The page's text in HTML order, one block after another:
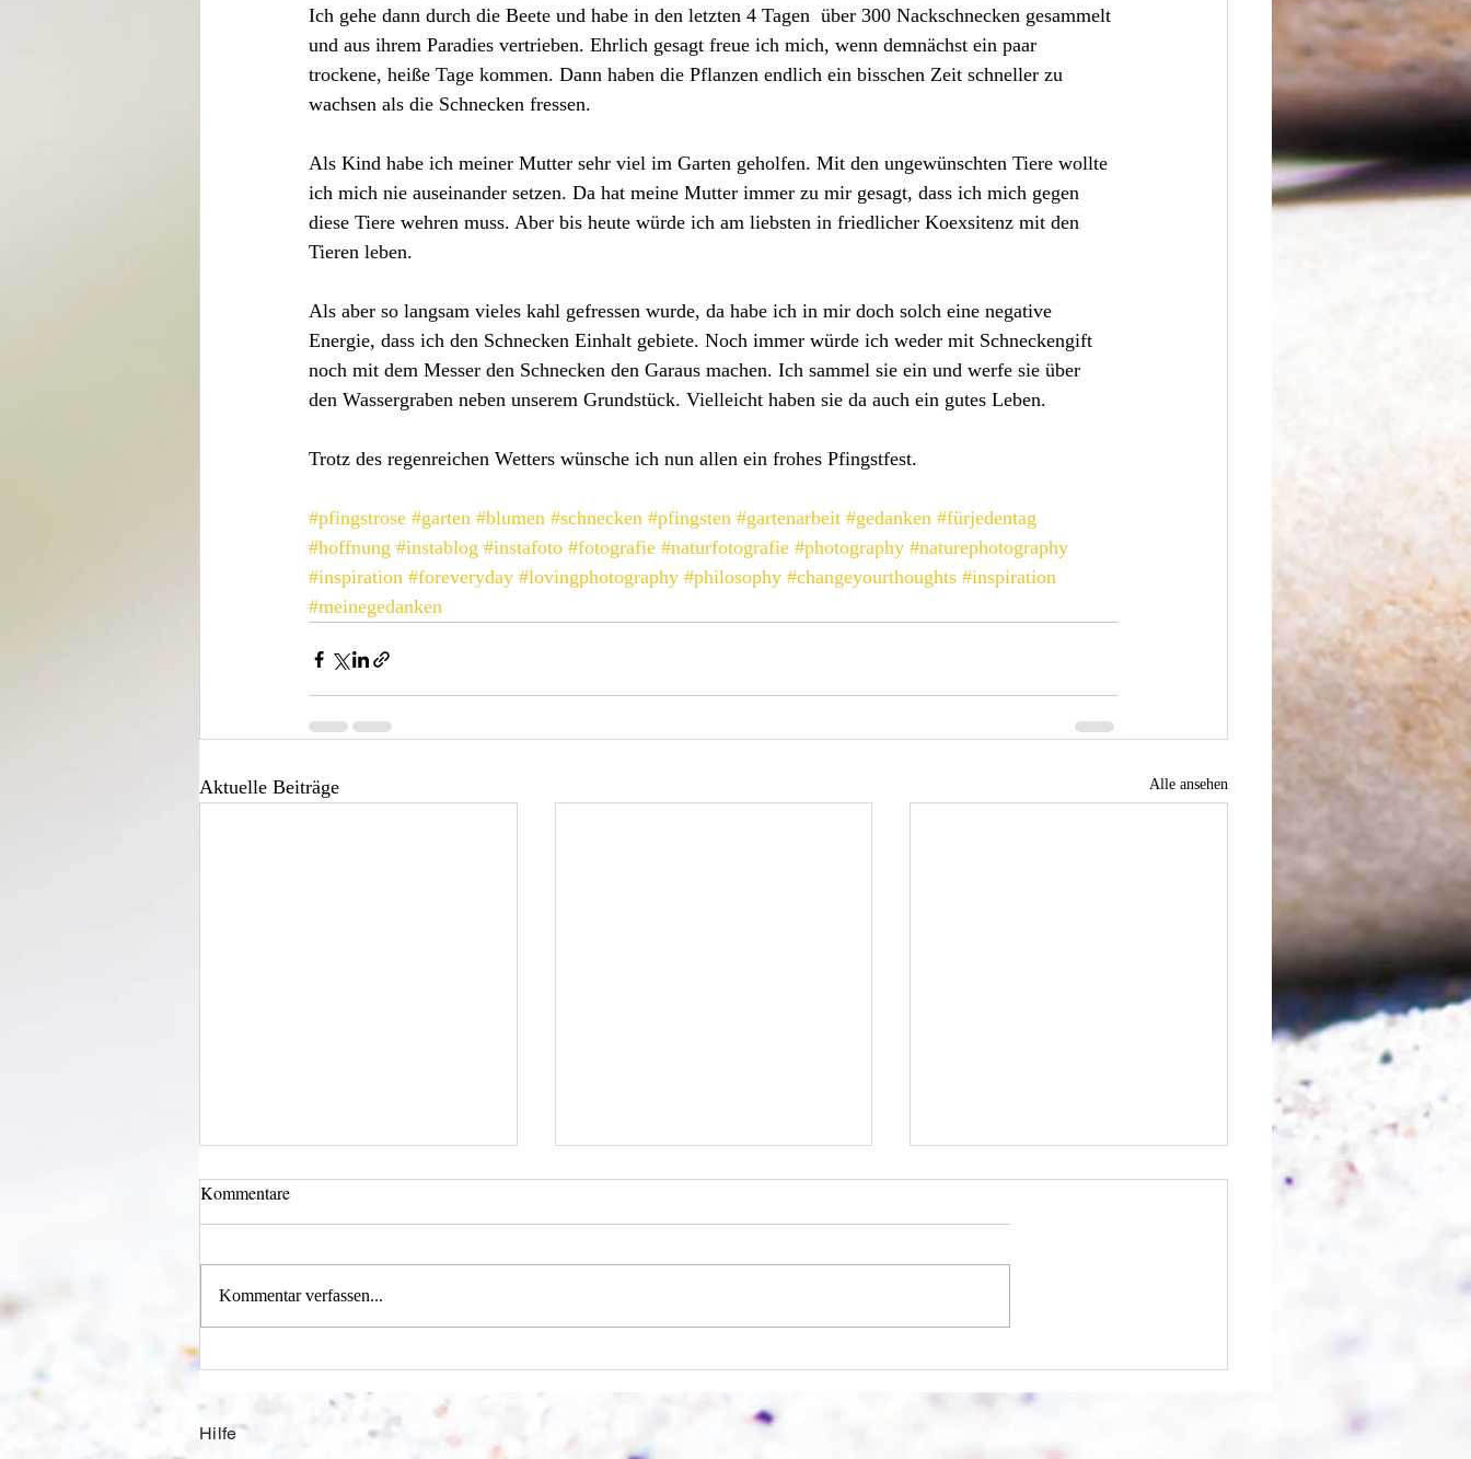
Ich gehe dann durch die Beete und habe in den letzten 4 Tagen  über 300 Nackschnecken gesammelt
und aus ihrem Paradies vertrieben. Ehrlich gesagt freue ich mich, wenn demnächst ein paar
trockene, heiße Tage kommen. Dann haben die Pflanzen endlich ein bisschen Zeit schneller zu
wachsen als die Schnecken fressen.
Als Kind habe ich meiner Mutter sehr viel im Garten geholfen. Mit den ungewünschten Tiere wollte
ich mich nie auseinander setzen. Da hat meine Mutter immer zu mir gesagt, dass ich mich gegen
diese Tiere wehren muss. Aber bis heute würde ich am liebsten in friedlicher Koexsitenz mit den
Tieren leben.
Als aber so langsam vieles kahl gefressen wurde, da habe ich in mir doch solch eine negative
Energie, dass ich den Schnecken Einhalt gebiete. Noch immer würde ich weder mit Schneckengift
noch mit dem Messer den Schnecken den Garaus machen. Ich sammel sie ein und werfe sie über
den Wassergraben neben unserem Grundstück. Vielleicht haben sie da auch ein gutes Leben.
Trotz des regenreichen Wetters wünsche ich nun allen ein frohes Pfingstfest.
#pfingstrose #garten #blumen #schnecken #pfingsten #gartenarbeit #gedanken #fürjedentag
#hoffnung #instablog #instafoto #fotografie #naturfotografie #photography #naturephotography
#inspiration #foreveryday #lovingphotography #philosophy #changeyourthoughts #inspiration
#meinegedanken
Aktuelle Beiträge Alle ansehen
Kommentare
Kommentar verfassen...
Hilfe